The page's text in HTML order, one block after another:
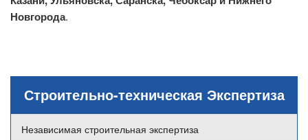
Строительно-техническая Экспертиза
Независимая строительная экспертиза
Новгорода.